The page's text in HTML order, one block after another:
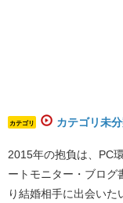
カテゴリ カテゴリ未
2015年の抱負は、PC
ートモニター・ブログ
り結婚相手に出会い